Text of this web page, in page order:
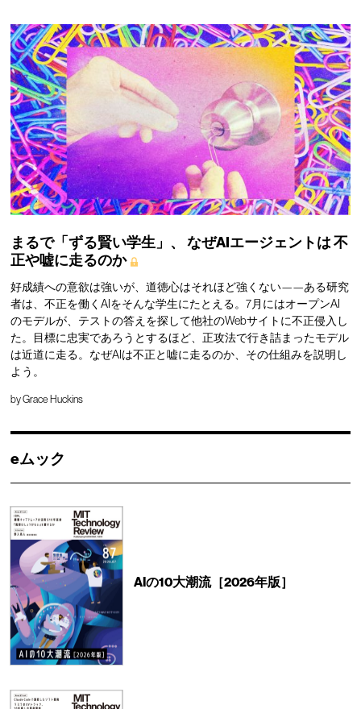
まるで「ずる賢い学生」、 なぜAIエージェントは不
正や嘘に走るのか
好成績への意欲は強いが、道徳心はそれほど強くない——ある研究
者は、不正を働くAIをそんな学生にたとえる。7月にはオープンAI
のモデルが、テストの答えを探して他社のWebサイトに不正侵入し
た。目標に忠実であろうとするほど、正攻法で行き詰まったモデル
は近道に走る。なぜAIは不正と嘘に走るのか、その仕組みを説明し
よう。
byGrace Huckins
eムック
AIの10大潮流［2026年版］